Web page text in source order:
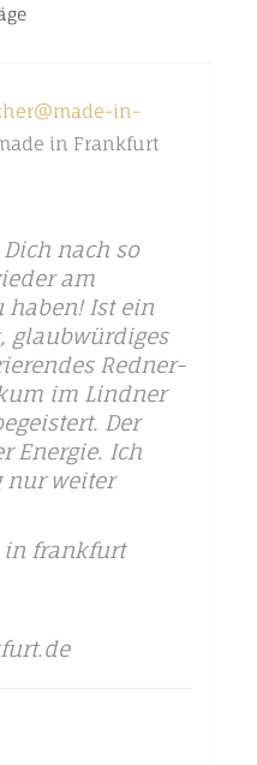
in-
in Frankfurt
nach so
am
haben! Ist ein
glaubwürdiges
Redner-
im Lindner
Der
Energie. Ich
nur weiter
in frankfurt